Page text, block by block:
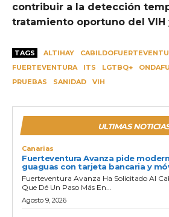
contribuir a la detección
tratamiento oportuno del VIH
TAGS ALTIHAY
FUERTEVENTURA
ITS LGTBQ+
PRUEBAS
SANIDAD VIH
ULTIMAS
Canarias
Fuerteventura Avanza pide
guaguas con tarjeta bancaria y
Fuerteventura Avanza Ha Solicitado Al
Que Dé Un Paso Más En...
Agosto 9, 2026